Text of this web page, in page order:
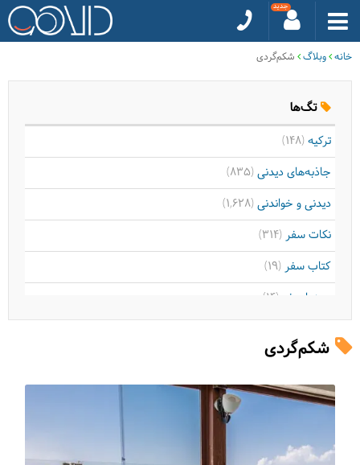
خانه وبلاگ شکم‌گردی
تگ‌ها
ترکیه(148)
جاذبه‌های دیدنی(835)
دیدنی و خواندنی(1,628)
نکات سفر(314)
کتاب سفر(19)
سینما سفر (14)
تکنولوژی سفر(31)
اقامت‌گاه‌ها(74)
صنایع دستی(12)
شکم‌گردی